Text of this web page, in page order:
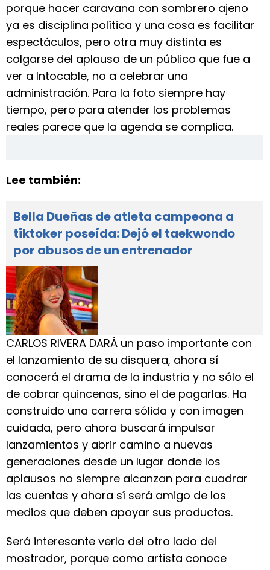
porque hacer caravana con sombrero ajeno
ya es disciplina política y una cosa es facilitar
espectáculos, pero otra muy distinta es
colgarse del aplauso de un público que fue a
ver a Intocable, no a celebrar una
administración. Para la foto siempre hay
tiempo, pero para atender los problemas
reales parece que la agenda se complica.
Lee también:
Bella Dueñas de atleta campeona a
tiktoker poseída: Dejó el taekwondo
por abusos de un entrenador
CARLOS RIVERA DARÁ un paso importante con
el lanzamiento de su disquera, ahora sí
conocerá el drama de la industria y no sólo el
de cobrar quincenas, sino el de pagarlas. Ha
construido una carrera sólida y con imagen
cuidada, pero ahora buscará impulsar
lanzamientos y abrir camino a nuevas
generaciones desde un lugar donde los
aplausos no siempre alcanzan para cuadrar
las cuentas y ahora sí será amigo de los
medios que deben apoyar sus productos.
Será interesante verlo del otro lado del
mostrador, porque como artista conoce